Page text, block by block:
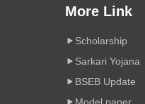
More Link
Scholarship
Sarkari Yojana
BSEB Update
Model paper